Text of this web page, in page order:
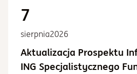
7
sierpnia2026
Aktualizacja Prospektu
ING Specjalistycznego